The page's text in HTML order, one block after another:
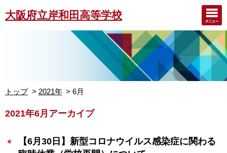
大阪府立岸和田高等学校
トップ 2021年 6月
2021年6月アーカイブ
【6月30日】新型コロナウイルス感染症に関わる